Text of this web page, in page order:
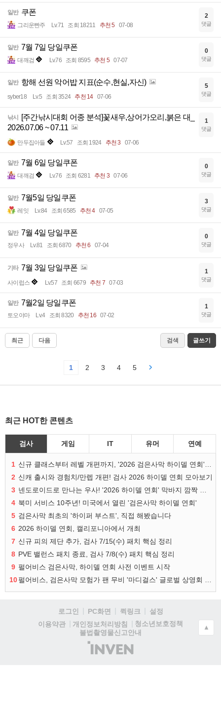
일반 쿠폰
그리운빤주 Lv.71 조회 18211 추천 5 07-08
2
댓글
일반 7월 7일 당일쿠폰
대깨검 Lv.76 조회 8595 추천 5 07-07
0
댓글
일반 항해 선원 악어밥 지표(순수,현실,자신)
syber18 Lv.5 조회 3524 추천 14 07-06
5
댓글
낚시 [주간낚시대회 어종 분석]꽃새우,상어가오리,붉은 대_
2026.07.06 ~ 07.11
만두집아들 Lv.57 조회 1924 추천 3 07-06
1
댓글
일반 7월 6일 당일쿠폰
대깨검 Lv.76 조회 6281 추천 3 07-06
0
댓글
일반 7월5일 당일쿠폰
레잇 Lv.84 조회 6585 추천 4 07-05
3
댓글
일반 7월 4일 당일쿠폰
정우사 Lv.81 조회 6870 추천 6 07-04
0
댓글
기타 7월 3일 당일쿠폰
사이럽스 Lv.57 조회 6679 추천 7 07-03
1
댓글
일반 7월2일 당일쿠폰
토오야마 Lv.4 조회 8320 추천 16 07-02
1
댓글
최근 다음 검색 글쓰기
1 2 3 4 5
최근 HOT한 콘텐츠
검사 게임 IT 유머 연예
1
2 신캐 출시와 경험치/만렙 개편! 검사 2026 하이델 연회 모아보기
3
4 북미 서비스 10주년! 미국에서 열린 '검은사막 하이델 연회'
5 검은사막 최초의 '하이퍼 부스트', 직접 해봤습니다
6 2026 하이델 연회, 캘리포니아에서 개최
7 신규 피의 제단 추가, 검사 7/15(수) 패치 핵심 정리
8 PVE 밸런스 패치 종료, 검사 7/8(수) 패치 핵심 정리
9 펄어비스 검은사막, 하이델 연회 사전 이벤트 시작
10
로그인 PC화면 퀵링크
설정
이용약관
개인정보처리방침
청소년보호정책
불법촬영물신고안내
(주)
인
▲